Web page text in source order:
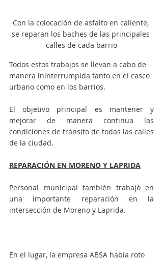
Con la colocación de asfalto en caliente,
se reparan los baches de las principales
calles de cada barrio
Todos estos trabajos se llevan a cabo de
manera ininterrumpida tanto en el casco
urbano como en los barrios.
El objetivo principal es mantener y
mejorar de manera continua las
condiciones de tránsito de todas las calles
de la ciudad.
REPARACIÓN EN MORENO Y LAPRIDA
Personal municipal también trabajó en
una importante reparación en la
intersección de Moreno y Laprida.
En el lugar, la empresa ABSA había roto